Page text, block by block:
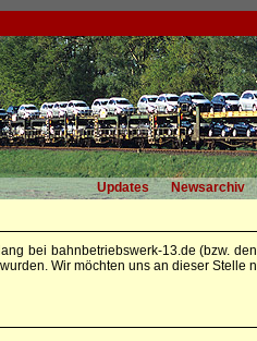
Updates Newsarchiv
bei bahnbetriebswerk-13.de (bzw.
Wir möchten uns an dieser Stelle